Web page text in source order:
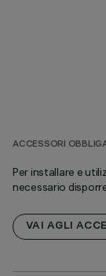
ACCESSORI
Per installare e
necessario
VAI AGLI